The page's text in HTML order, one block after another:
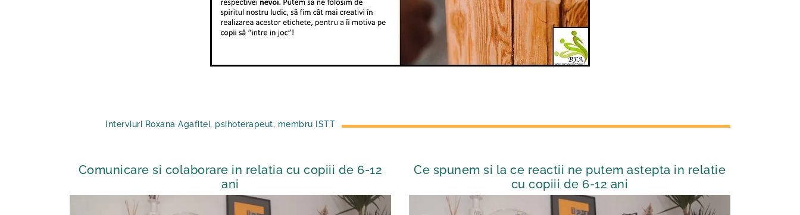
Interviuri Roxana Agafitei, psihoterapeut, membru ISTT
Comunicare si colaborare in relatia cu copiii de 6-12
ani
Ce spunem si la ce reactii ne putem astepta in relatie
cu copiii de 6-12 ani